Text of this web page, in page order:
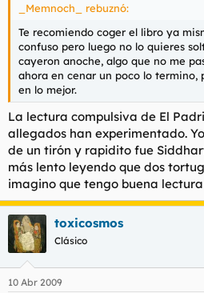
_Memnoch_ rebuznó:
Te recomiendo coger el libro ya
confuso pero luego no lo quieres
cayeron anoche, algo que no me
ahora en cenar un poco lo termino,
en lo mejor.
La lectura compulsiva de El
allegados han experimentado.
de un tirón y rapidito fue
más lento leyendo que dos
imagino que tengo buena
toxicosmos
Clásico
10 Abr 2009